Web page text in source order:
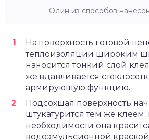
Один из способов
На поверхность готовой
теплоизоляции широким
наносится тонкий слой
же вдавливается
армирующую функцию.
Подсохшая поверхность
штукатурится тем же клеем;
необходимости она
водоэмульсионной